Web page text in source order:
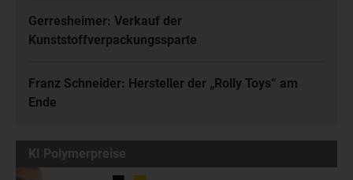
Gerresheimer: Verkauf der
Kunststoffverpackungssparte
Franz Schneider: Hersteller der „Rolly Toys“ am
Ende
KI Polymerpreise